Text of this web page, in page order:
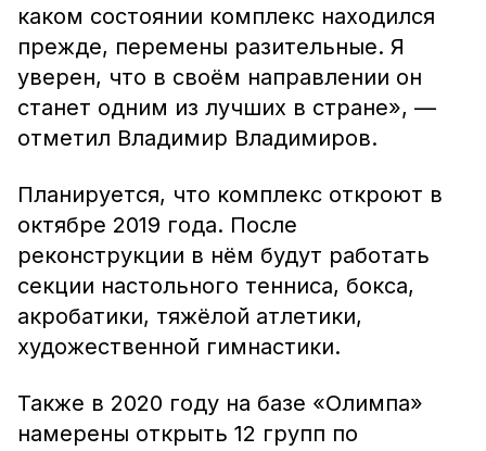
каком состоянии комплекс находился
прежде, перемены разительные. Я
уверен, что в своём направлении он
станет одним из лучших в стране», —
отметил Владимир Владимиров.
Планируется, что комплекс откроют в
октябре 2019 года. После
реконструкции в нём будут работать
секции настольного тенниса, бокса,
акробатики, тяжёлой атлетики,
художественной гимнастики.
Также в 2020 году на базе «Олимпа»
намерены открыть 12 групп по